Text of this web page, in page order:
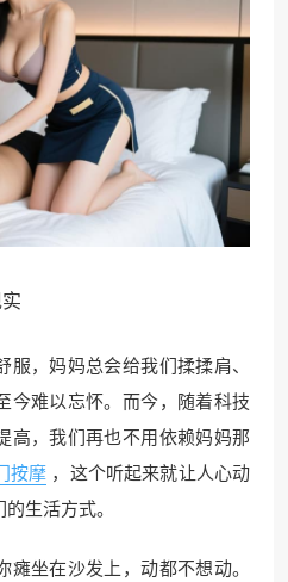
，妈妈总会给我们揉揉肩、
今难以忘怀。而今，随着科技
高，我们再也不用依赖妈妈那
按摩 ，这个听起来就让人心动
生活方式。
坐在沙发上，动都不想动。